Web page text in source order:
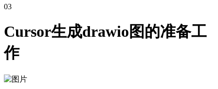
03
Cursor生成drawio图的准备工
作